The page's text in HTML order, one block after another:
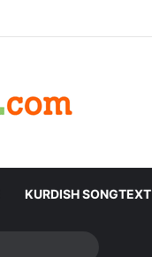
KURDISH SONGTEXT